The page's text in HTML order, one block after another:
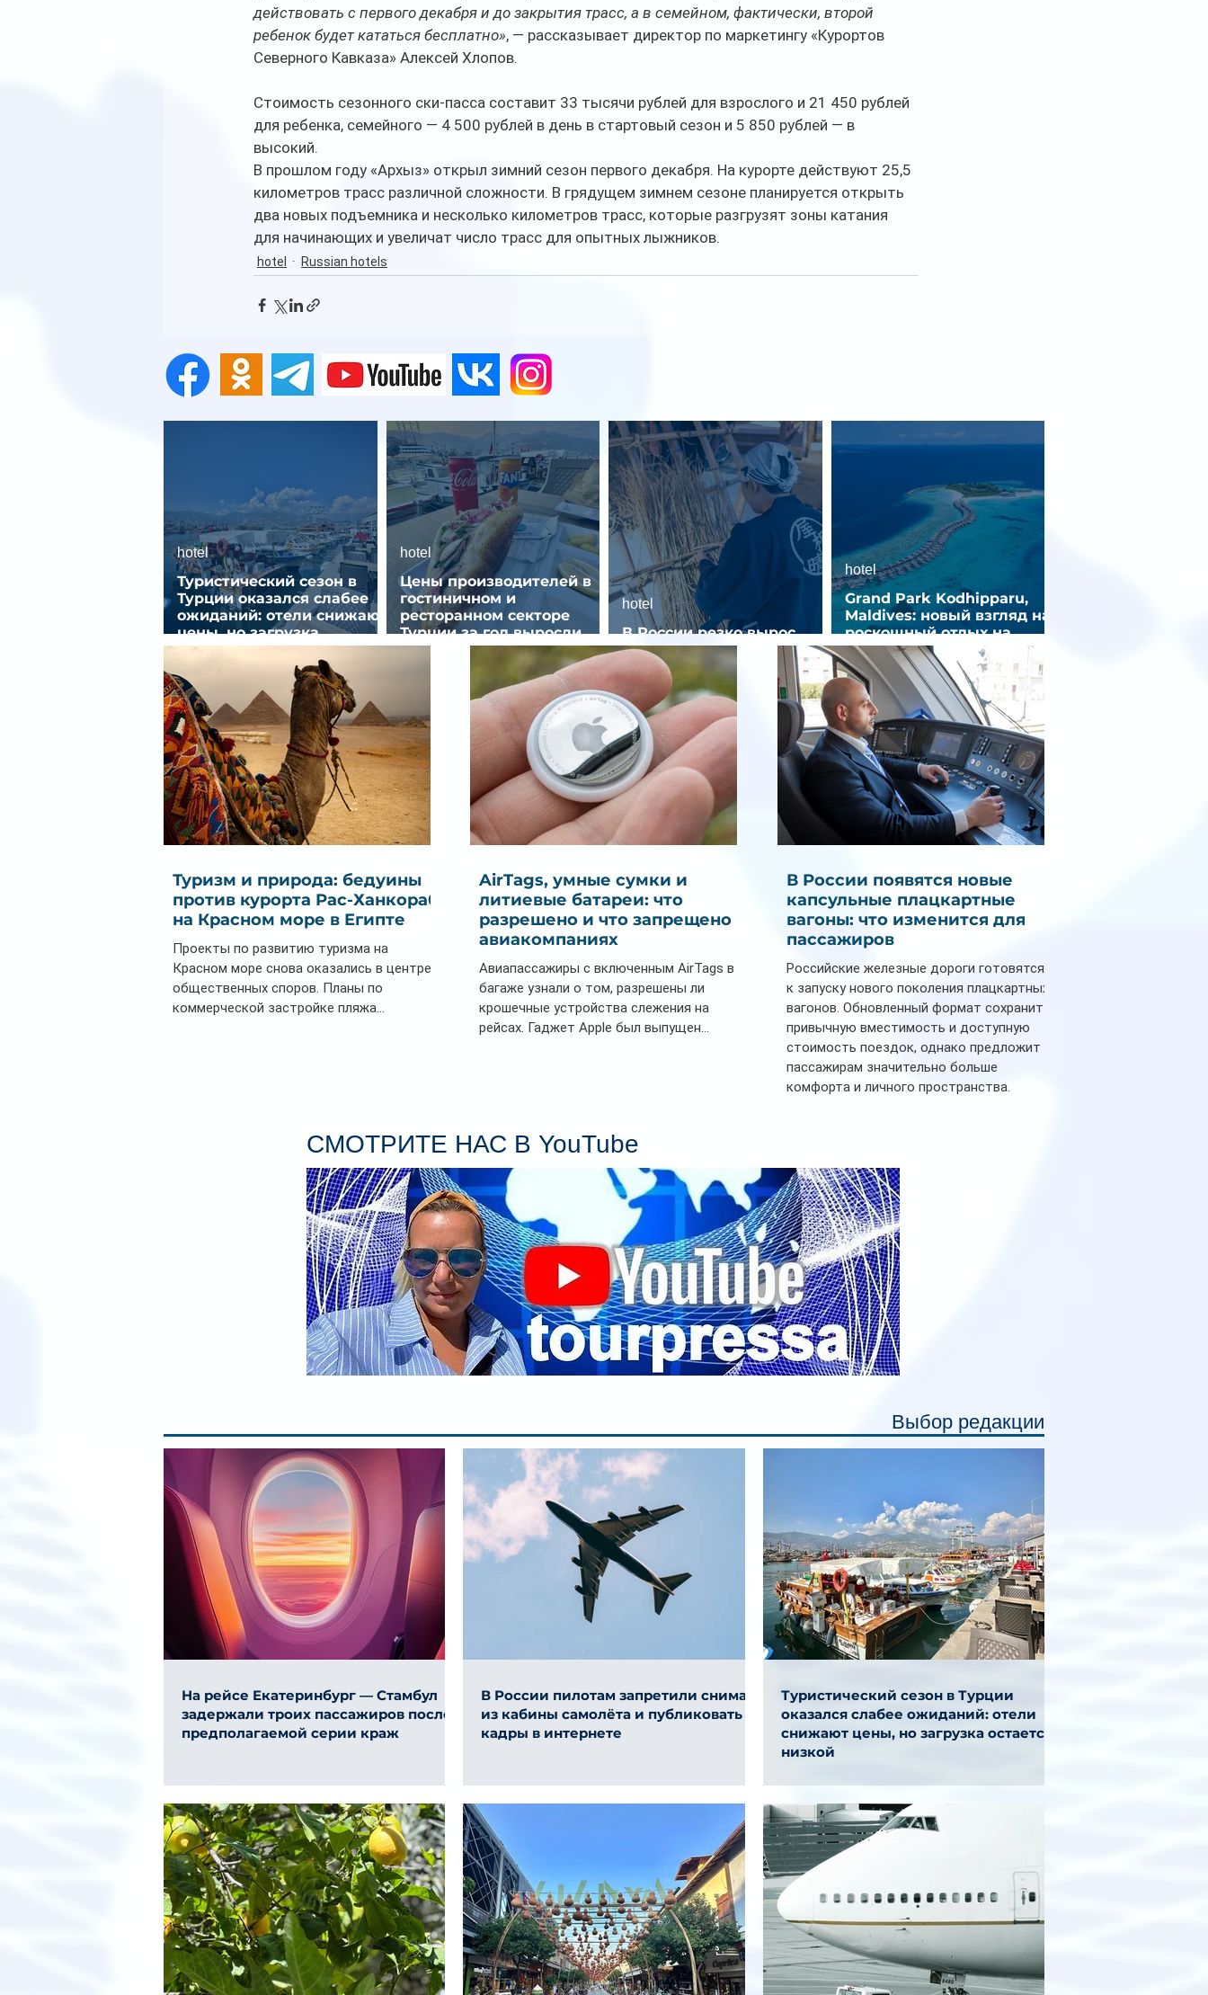
действовать с первого декабря и до закрытия трасс, а в семейном, фактически, второй
ребенок будет кататься бесплатно», — рассказывает директор по маркетингу «Курортов
Северного Кавказа» Алексей Хлопов.
Стоимость сезонного ски-пасса составит 33 тысячи рублей для взрослого и 21 450 рублей
для ребенка, семейного — 4 500 рублей в день в стартовый сезон и 5 850 рублей — в
высокий.
В прошлом году «Архыз» открыл зимний сезон первого декабря. На курорте действуют 25,5
километров трасс различной сложности. В грядущем зимнем сезоне планируется открыть
два новых подъемника и несколько километров трасс, которые разгрузят зоны катания
для начинающих и увеличат число трасс для опытных лыжников.
hotel Russian hotels
Туристический сезон в
Турции оказался слабее
ожиданий: отели снижают
цены, но загрузка
остается низкой
hotel
Цены производителей в
гостиничном и
ресторанном секторе
Турции за год выросли
почти на 32%
hotel
В России резко вырос
спрос на отели без звезд
hotel
Grand Park Kodhipparu,
Maldives: новый взгляд на
роскошный отдых на
Мальдивах
hotel
Туризм и природа: бедуины
против курорта Рас-Ханкораб
на Красном море в Египте
Проекты по развитию туризма на
Красном море снова оказались в центре
общественных споров. Планы по
коммерческой застройке пляжа...
AirTags, умные сумки и
литиевые батареи: что
разрешено и что запрещено в
авиакомпаниях
Авиапассажиры с включенным AirTags в
багаже узнали о том, разрешены ли
крошечные устройства слежения на
рейсах. Гаджет Apple был выпущен...
В России появятся новые
капсульные плацкартные
вагоны: что изменится для
пассажиров
Российские железные дороги готовятся
к запуску нового поколения плацкартных
вагонов. Обновленный формат сохранит
привычную вместимость и доступную
стоимость поездок, однако предложит
пассажирам значительно больше
комфорта и личного пространства.
индивидуальные шторки у каждого
спального места. Они позволят
пассажирам закрыть свою полку во
время сна или отдыха, создав ощуще
СМОТРИТЕ НАС В YouTube
Выбор редакции
На рейсе Екатеринбург — Стамбул
задержали троих пассажиров после
предполагаемой серии краж
В России пилотам запретили снимать
из кабины самолёта и публиковать
кадры в интернете
Туристический сезон в Турции
оказался слабее ожиданий: отели
снижают цены, но загрузка остается
низкой